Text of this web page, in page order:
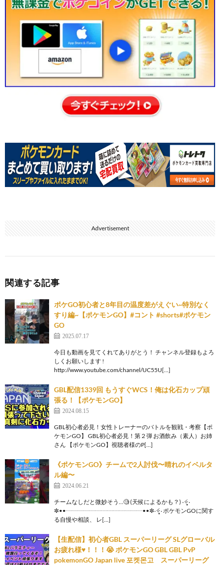
Advertisement
関連する記事
ポケGO初心者と8年目の温度差がえぐい~特別なく
すり編~【ポケモンGO】#コント #shorts#ポケモン
GO
2025.07.17
今日も動画を見てくれてありがとう！ チャンネル登録もよろ
しくお願いします !
http://www.youtube.com/channel/UC55U[…]
GBL配信1339回 もうすぐWCS！俺は化石カップ頑
張る！【ポケモンGO】
2024.08.15
GBL初心者必見！女性トレーナーのバトルを観戦・考察【ポ
ケモンGO】 GBL初心者必見！第２弾 お酒飲み（素人）お姉
さん 【ポケモンGO】視聴者様のP[…]
《ポケモンGO》チームで2人討伐〜晴れのイベルタ
ル編〜
2024.06.21
チームなしだと微妙そう…🧐 (天候によるかも？) ‧✧̣̥̇‧
✼••┈┈┈┈┈┈┈┈┈┈┈┈┈••✼‧✧̣̥̇‧ ポケモンGOに関す
る自慢や相談、 レ[…]
【生配信】初心者GBL スーパーリーグ SLグローバル
お疲れ様♥！！！😭 ポケモンGO GBL GBL PvP
pokemonGO Japan live 포켓몬고 スーパーリーグ